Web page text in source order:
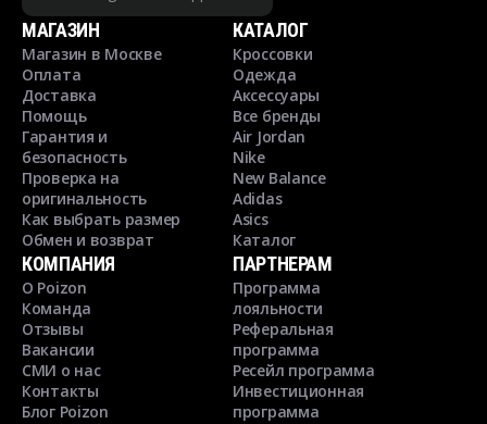
МАГАЗИН
Магазин в Москве
Оплата
Доставка
Помощь
Гарантия и
безопасность
Проверка на
оригинальность
Как выбрать размер
Обмен и возврат
КАТАЛОГ
Кроссовки
Одежда
Аксессуары
Все бренды
Air Jordan
Nike
New Balance
Adidas
Asics
Каталог
КОМПАНИЯ
О Poizon
Команда
Отзывы
Вакансии
СМИ о нас
Контакты
Блог Poizon
ПАРТНЕРАМ
Программа
лояльности
Реферальная
программа
Ресейл программа
Инвестиционная
программа